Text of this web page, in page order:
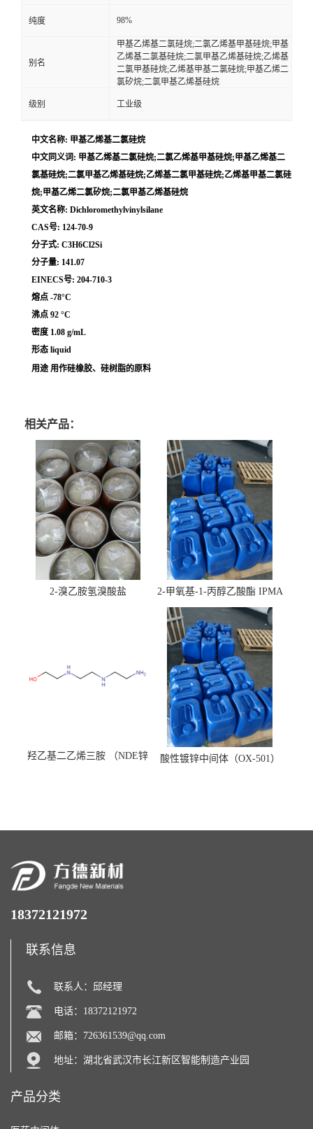
纯度 98%
别名
甲基乙烯基二氯硅烷;二氯乙烯基甲基硅烷;甲基
乙烯基二氯基硅烷;二氯甲基乙烯基硅烷;乙烯基
二氯甲基硅烷;乙烯基甲基二氯硅烷;甲基乙烯二
氯矽烷;二氯甲基乙烯基硅烷
级别 工业级
中文名称: 甲基乙烯基二氯硅烷
中文同义词: 甲基乙烯基二氯硅烷;二氯乙烯基甲基硅烷;甲基乙烯基二
氯基硅烷;二氯甲基乙烯基硅烷;乙烯基二氯甲基硅烷;乙烯基甲基二氯硅
烷;甲基乙烯二氯矽烷;二氯甲基乙烯基硅烷
英文名称: Dichloromethylvinylsilane
CAS号: 124-70-9
分子式: C3H6Cl2Si
分子量: 141.07
EINECS号: 204-710-3
熔点 -78°C
沸点 92 °C
密度 1.08 g/mL
形态 liquid
用途 用作硅橡胶、硅树脂的原料
相关产品：
2-溴乙胺氢溴酸盐 2-甲氧基-1-丙醇乙酸酯 IPMA
羟乙基二乙烯三胺 （NDE锌
酸性镀锌中间体（OX-501）
18372121972
联系信息
联系人：邱经理
电话：18372121972
邮箱： 726361539@qq.com
地址：湖北省武汉市长江新区智能制造产业园
产品分类